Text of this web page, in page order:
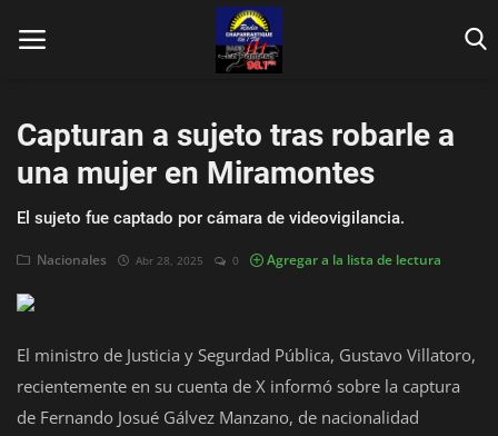
Contáctenos
En Vivo
Capturan a sujeto tras robarle a
una mujer en Miramontes
El sujeto fue captado por cámara de videovigilancia.
Nacionales Abr 28, 2025 0 Agregar a la lista de lectura
El ministro de Justicia y Segurdad Pública, Gustavo Villatoro,
recientemente en su cuenta de X informó sobre la captura
de Fernando Josué Gálvez Manzano, de nacionalidad